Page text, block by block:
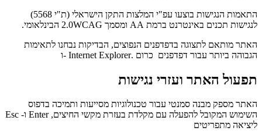
התאמות הנגישות בוצעו עפ"י המלצות התקן הישראלי (ת"י 5568)
לנגישות תכנים באינטרנט ברמת AA ומסמך 2.0WCAG הבינלאומי.
האתר מותאם לתצוגה בדפדפנים הנפוצים, הבדיקות נבחנו לתאימות
הגבוהה ביותר עבור דפדפנים כרום .Internet Explorer -ו
תפעול האתר ועזרי נגישות
האתר מספק מבנה סמנטי עבור טכנולוגיות מסייעות ותמיכה בדפוס
השימוש המקובל להפעלה עם מקלדת בעזרת מקשי החיצים, Enter ו- Esc
ליציאה מתפריטים